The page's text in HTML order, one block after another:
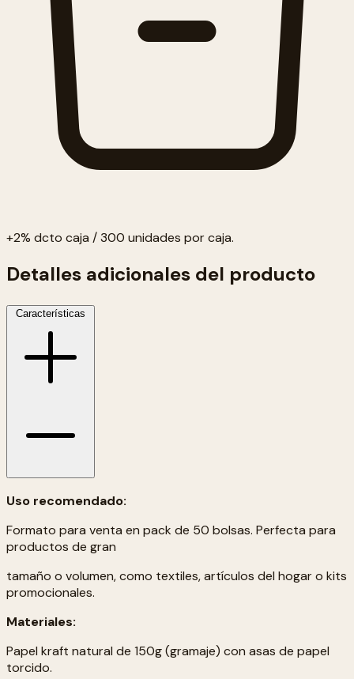
+2% dcto caja / 300 unidades por caja.
Detalles adicionales del producto
Características
Uso recomendado:
Formato para venta en pack de 50 bolsas. Perfecta para
productos de gran
tamaño o volumen, como textiles, artículos del hogar o kits
promocionales.
Materiales:
Papel kraft natural de 150g (gramaje) con asas de papel
torcido.